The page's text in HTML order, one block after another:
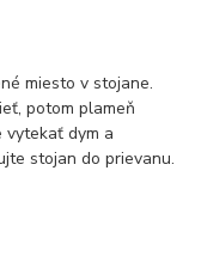
miesto v stojane.
potom plameň
vytekať dym a
stojan do prievanu.